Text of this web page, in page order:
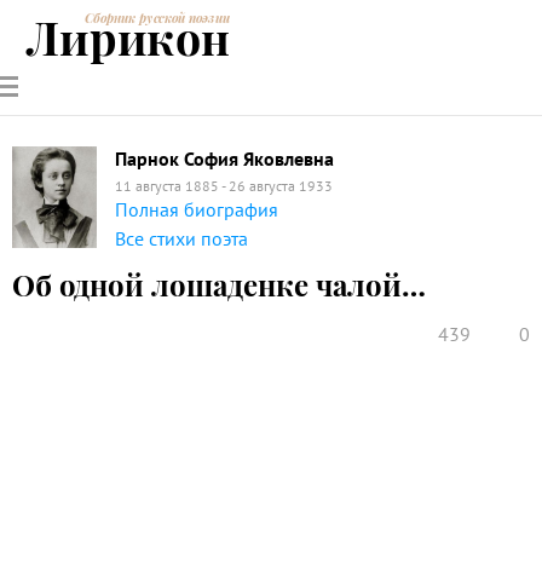
РУССКИЕ
ПОЭТЫ
СОВРЕМЕННИКИЭНЦИКЛОПЕДИЯ
ПОЭЗИИ
Сборник русской поэзии
Лирикон
Парнок София Яковлевна
11 августа 1885 - 26 августа 1933
Полная биография
Все стихи поэта
Об одной лошаденке чалой…
439 0